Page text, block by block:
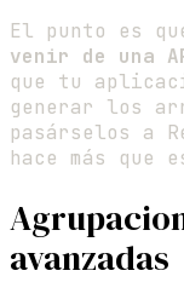
El punto es
venir de una
que tu
generar los
pasárselos a
hace más que
avanzadas